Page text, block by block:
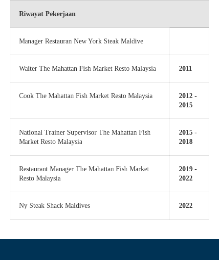
Riwayat Pekerjaan
Manager Restauran New York Steak Maldive
Waiter The Mahattan Fish Market Resto Malaysia 2011
Cook The Mahattan Fish Market Resto Malaysia
2012 -
2015
National Trainer Supervisor The Mahattan Fish
Market Resto Malaysia
2015 -
2018
Restaurant Manager The Mahattan Fish Market
Resto Malaysia
2019 -
2022
Ny Steak Shack Maldives 2022